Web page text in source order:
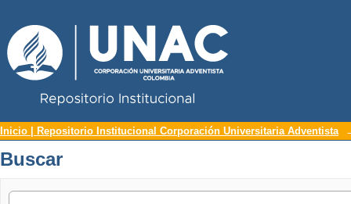
Buscar
Inicio | Repositorio Institucional Corporación Universitaria Adventista
Buscar